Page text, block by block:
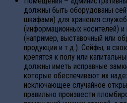
должны быть оборудованы
шкафами) для хранения
(информационных носителей)
(например, выставочный или
продукции и т.д.). Сейфы, в
крепятся к полу или
должны иметь исправные
которые обеспечивают их
исключающее случайное
правильно произвести